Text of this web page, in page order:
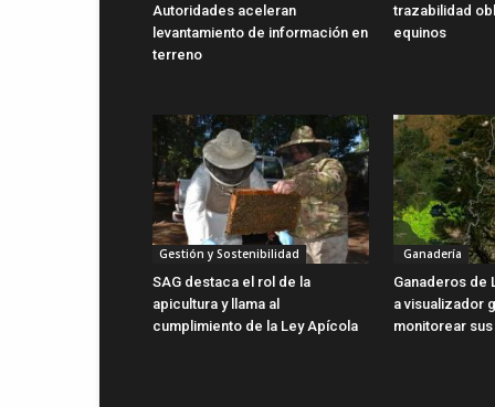
Autoridades aceleran
levantamiento de información en
terreno
trazabilidad
equinos
Gestión y Sostenibilidad
SAG destaca el rol de la
apicultura y llama al
cumplimiento de la Ley Apícola
Ganadería
Ganaderos de
a visualizador
monitorear